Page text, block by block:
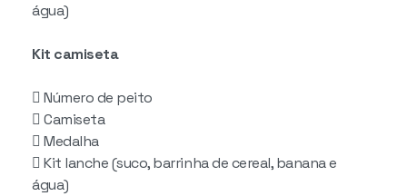
água)
Kit camiseta
 Número de peito
 Camiseta
 Medalha
 Kit lanche (suco, barrinha de cereal, banana e
água)